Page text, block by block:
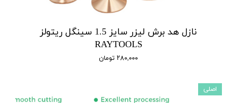
نازل هد برش لیزر سایز 1.5 سینگل ریتولز
RAYTOOLS
۲۸۰,۰۰۰ تومان
اصلی